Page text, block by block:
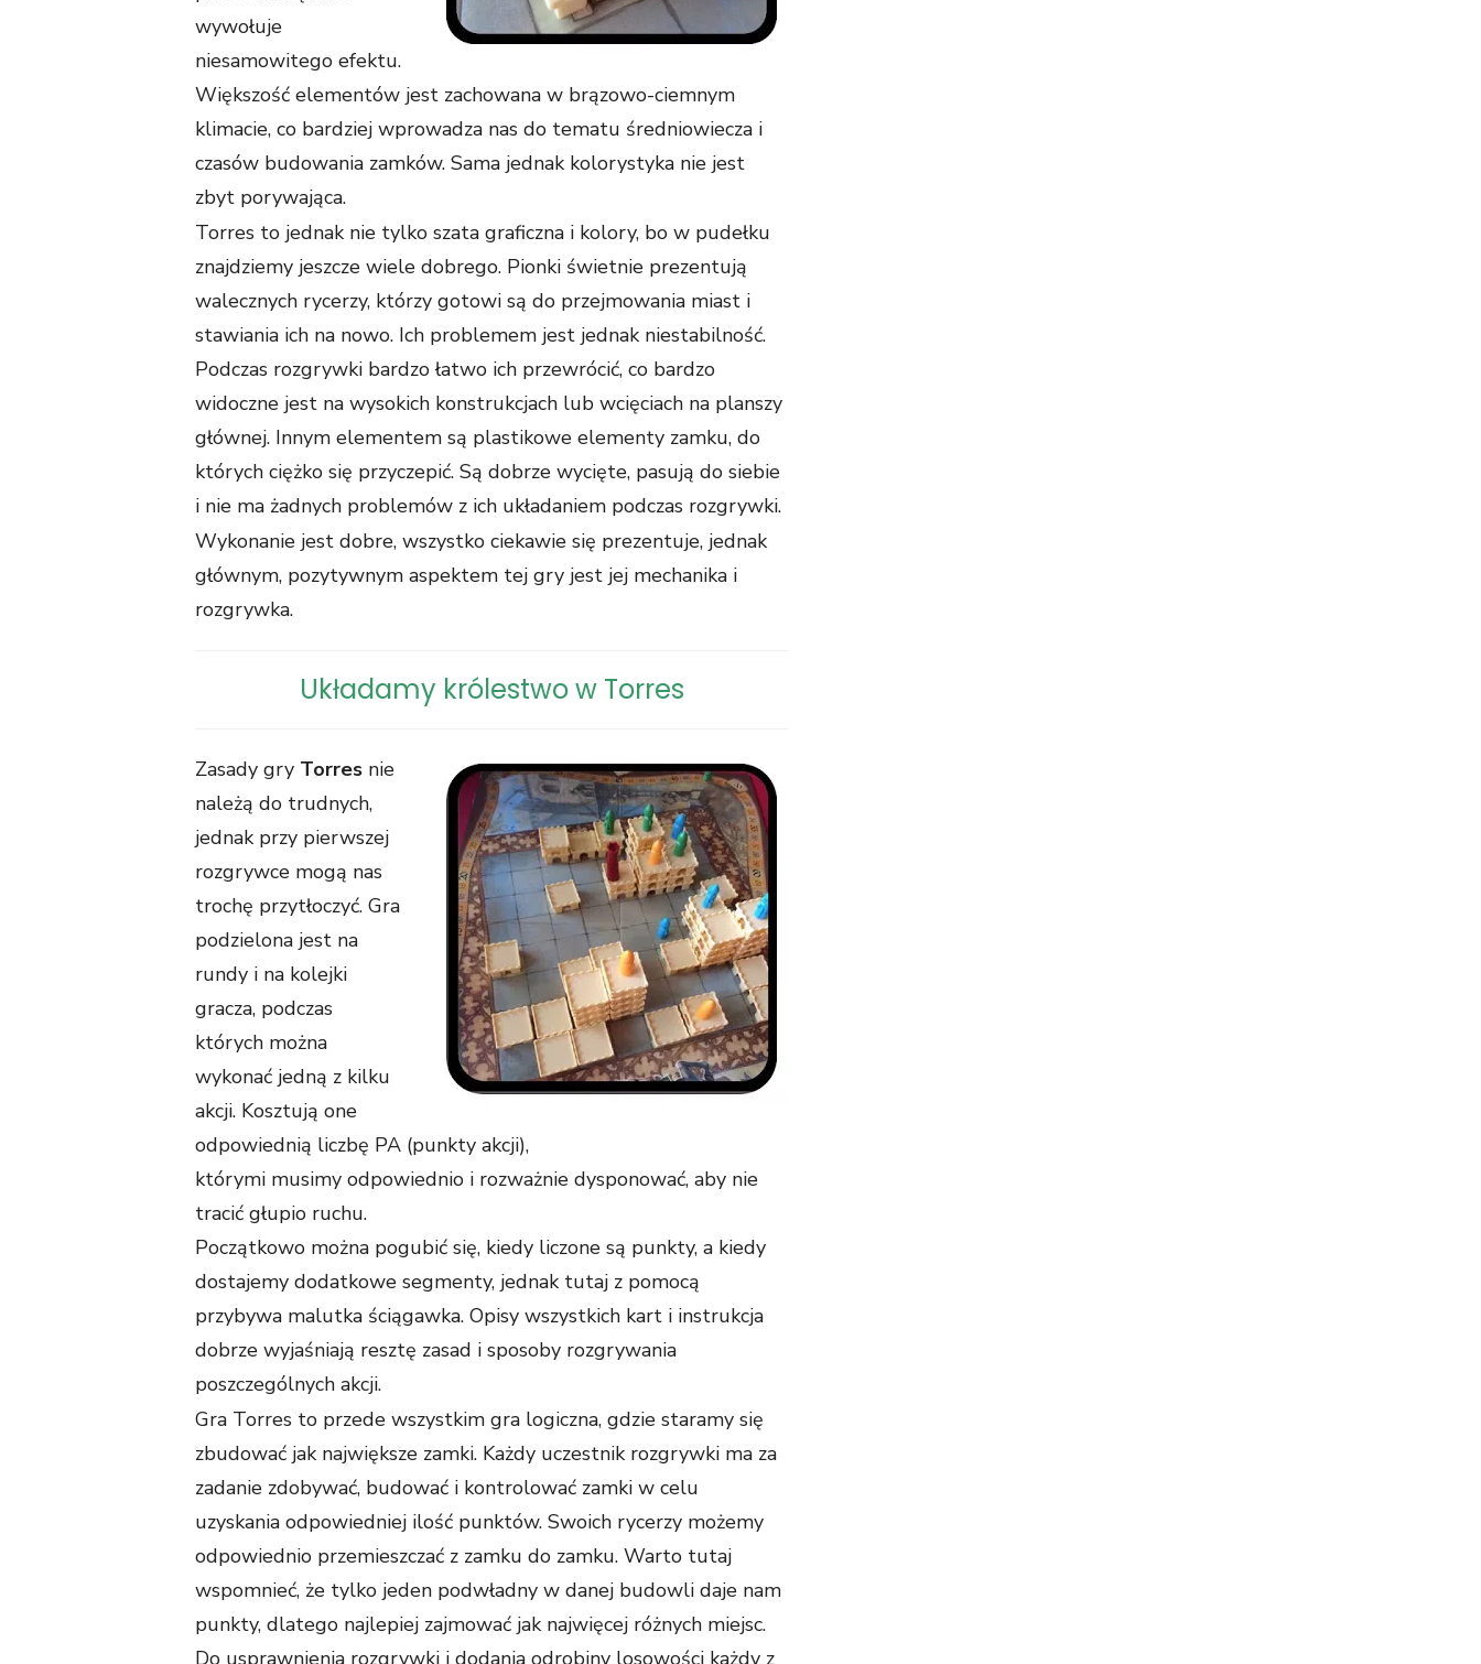
wywołuje
niesamowitego efektu.
Większość elementów jest zachowana w brązowo-ciemnym
klimacie, co bardziej wprowadza nas do tematu średniowiecza i
czasów budowania zamków. Sama jednak kolorystyka nie jest
zbyt porywająca.
Torres to jednak nie tylko szata graficzna i kolory, bo w pudełku
znajdziemy jeszcze wiele dobrego. Pionki świetnie prezentują
walecznych rycerzy, którzy gotowi są do przejmowania miast i
stawiania ich na nowo. Ich problemem jest jednak niestabilność.
Podczas rozgrywki bardzo łatwo ich przewrócić, co bardzo
widoczne jest na wysokich konstrukcjach lub wcięciach na planszy
głównej. Innym elementem są plastikowe elementy zamku, do
których ciężko się przyczepić. Są dobrze wycięte, pasują do siebie
i nie ma żadnych problemów z ich układaniem podczas rozgrywki.
Wykonanie jest dobre, wszystko ciekawie się prezentuje, jednak
głównym, pozytywnym aspektem tej gry jest jej mechanika i
rozgrywka.
Układamy królestwo w Torres
Zasady gry Torres nie
należą do trudnych,
jednak przy pierwszej
rozgrywce mogą nas
trochę przytłoczyć. Gra
podzielona jest na
rundy i na kolejki
gracza, podczas
których można
wykonać jedną z kilku
akcji. Kosztują one
odpowiednią liczbę PA (punkty akcji),
którymi musimy odpowiednio i rozważnie dysponować, aby nie
tracić głupio ruchu.
Początkowo można pogubić się, kiedy liczone są punkty, a kiedy
dostajemy dodatkowe segmenty, jednak tutaj z pomocą
przybywa malutka ściągawka. Opisy wszystkich kart i instrukcja
dobrze wyjaśniają resztę zasad i sposoby rozgrywania
poszczególnych akcji.
Gra Torres to przede wszystkim gra logiczna, gdzie staramy się
zbudować jak największe zamki. Każdy uczestnik rozgrywki ma za
zadanie zdobywać, budować i kontrolować zamki w celu
uzyskania odpowiedniej ilość punktów. Swoich rycerzy możemy
odpowiednio przemieszczać z zamku do zamku. Warto tutaj
wspomnieć, że tylko jeden podwładny w danej budowli daje nam
punkty, dlatego najlepiej zajmować jak najwięcej różnych miejsc.
Do usprawnienia rozgrywki i dodania odrobiny losowości każdy z